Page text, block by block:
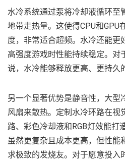
水冷系统通过泵将冷却液循环至
地带走热量。这使得CPU和GPU
度，非常适合超频。水冷还能更
高强度游戏时性能持续稳定。对
说，水冷能够释放更高、更持久
另一个显著优势是静音性，大型
风扇来散热。定制水冷环路在视
路、彩色冷却液和RGB灯效能打
虽然更复杂且成本更高，但性能
求极致的发烧友。对于愿意投入